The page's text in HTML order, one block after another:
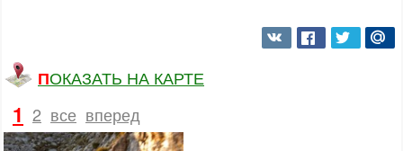
ПОКАЗАТЬ НА КАРТЕ
1 2 все вперед